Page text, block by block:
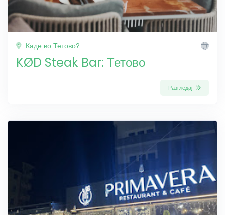
Каде во Тетово?
KØD Steak Bar: Тетово
Разгледај